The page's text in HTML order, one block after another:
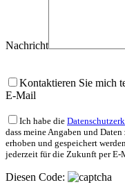
Nachricht
Kontaktieren Sie mich
E-Mail
Ich habe die
dass meine Angaben und
erhoben und gespeichert
jederzeit für die Zukunft per E-
Diesen Code: